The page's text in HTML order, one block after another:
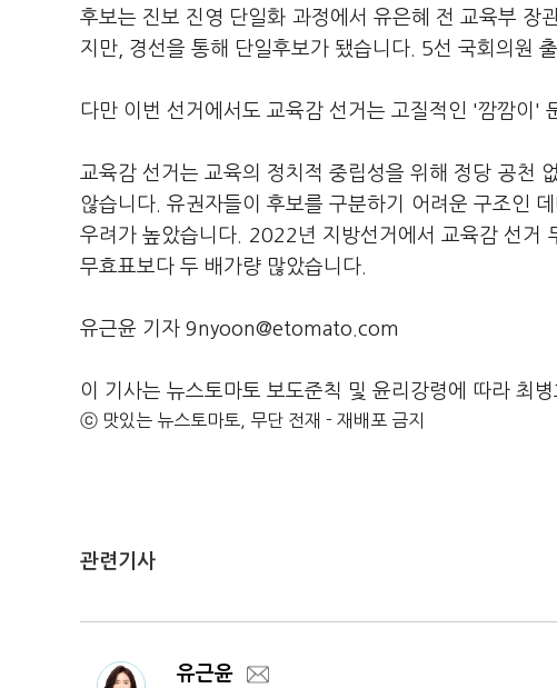
후보는 진보 진영 단일화 과정에서 유은혜 전 교육부 장
지만, 경선을 통해 단일후보가 됐습니다. 5선 국회의원
다만 이번 선거에서도 교육감 선거는 고질적인 '깜깜이'
교육감 선거는 교육의 정치적 중립성을 위해 정당 공천
않습니다. 유권자들이 후보를 구분하기 어려운 구조인
우려가 높았습니다. 2022년 지방선거에서 교육감 선거
무효표보다 두 배가량 많았습니다.
유근윤 기자 9nyoon@etomato.com
이 기사는 뉴스토마토 보도준칙 및 윤리강령에 따라 최
ⓒ 맛있는 뉴스토마토, 무단 전재 - 재배포 금지
관련기사
유근윤